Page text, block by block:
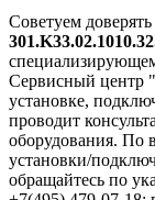
Советуем
Сервисный центр
установке,
проводит
оборудования. По
установки/
обращайтесь по